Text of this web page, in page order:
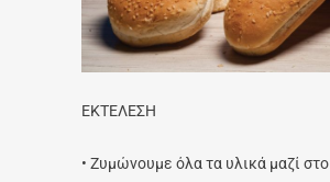
ΕΚΤΕΛΕΣΗ
• Ζυμώνουμε όλα τα υλικά μαζί στο